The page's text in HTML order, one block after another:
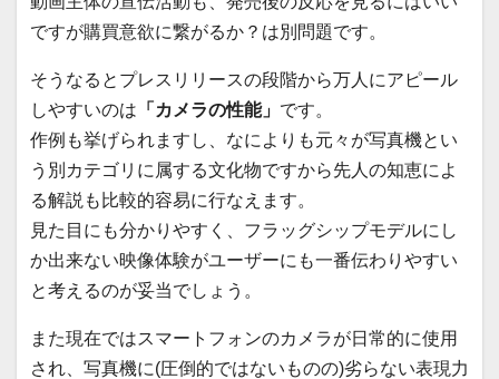
ですが購買意欲に繋がるか？は別問題です。
そうなるとプレスリリースの段階から万人にアピール
しやすいのは 「カメラの性能」 です。
作例も挙げられますし、なによりも元々が写真機とい
う別カテゴリに属する文化物ですから先人の知恵によ
る解説も比較的容易に行なえます。
見た目にも分かりやすく、フラッグシップモデルにし
か出来ない映像体験がユーザーにも一番伝わりやすい
と考えるのが妥当でしょう。
また現在ではスマートフォンのカメラが日常的に使用
され、写真機に(圧倒的ではないものの)劣らない表現力